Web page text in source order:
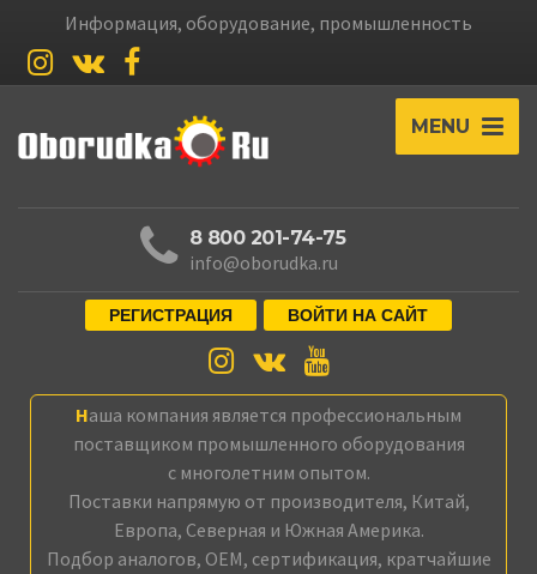
Информация, оборудование, промышленность
MENU
8 800 201-74-75
info@oborudka.ru
РЕГИСТРАЦИЯ ВОЙТИ НА САЙТ
Наша компания является профессиональным
поставщиком промышленного оборудования
с многолетним опытом.
Поставки напрямую от производителя, Китай,
Европа, Северная и Южная Америка.
Подбор аналогов, OEM, сертификация, кратчайшие